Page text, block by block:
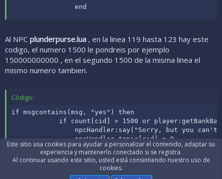
                end
Al NPC plunderpurse.lua , en la linea 119 hasta 123 hay este
codigo, el numero 1500 le pondreis por ejemplo
150000000000 , en el segundo 1500 de la misma linea el
mismo numero tambien.
Código:
if msgcontains(msg, "yes") then
if count[cid] > 1500 or
npcHandler:say("Sorry, but you can't
                npcHandler.topic[cid] = 0
                return false
Este sitio usa cookies para ayudar a personalizar el contenido, adaptar su
experiencia y mantenerlo conectado si se registra.
Al continuar usando este sitio, usted está consintiendo nuestro uso de
cookies.